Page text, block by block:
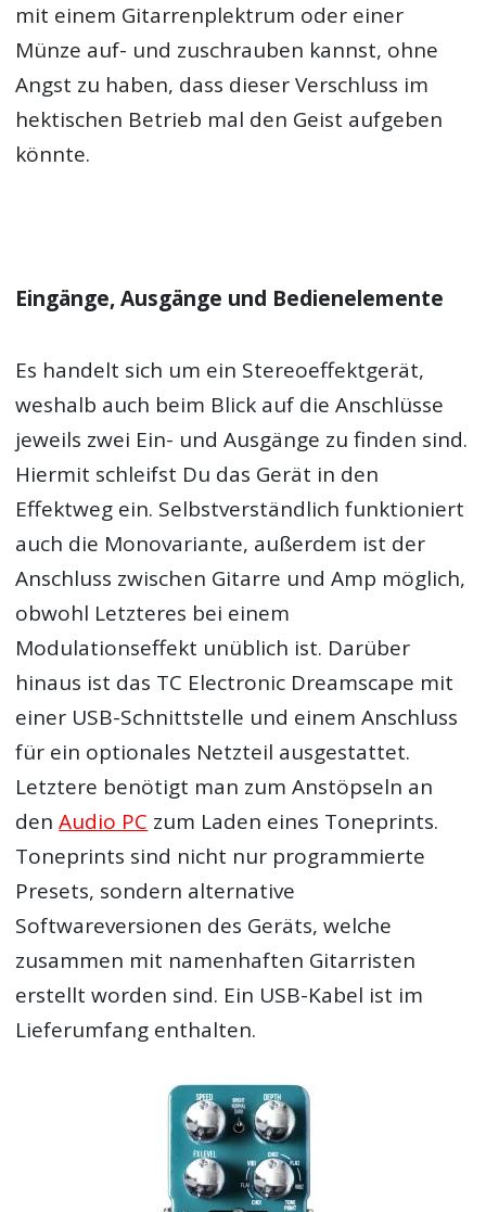
mit einem Gitarrenplektrum oder einer
Münze auf- und zuschrauben kannst, ohne
Angst zu haben, dass dieser Verschluss im
hektischen Betrieb mal den Geist aufgeben
könnte.
Eingänge, Ausgänge und Bedienelemente
Es handelt sich um ein Stereoeffektgerät,
weshalb auch beim Blick auf die Anschlüsse
jeweils zwei Ein- und Ausgänge zu finden sind.
Hiermit schleifst Du das Gerät in den
Effektweg ein. Selbstverständlich funktioniert
auch die Monovariante, außerdem ist der
Anschluss zwischen Gitarre und Amp möglich,
obwohl Letzteres bei einem
Modulationseffekt unüblich ist. Darüber
hinaus ist das TC Electronic Dreamscape mit
einer USB-Schnittstelle und einem Anschluss
für ein optionales Netzteil ausgestattet.
Letztere benötigt man zum Anstöpseln an
denAudio PC zum Laden eines Toneprints.
Toneprints sind nicht nur programmierte
Presets, sondern alternative
Softwareversionen des Geräts, welche
zusammen mit namenhaften Gitarristen
erstellt worden sind. Ein USB-Kabel ist im
Lieferumfang enthalten.